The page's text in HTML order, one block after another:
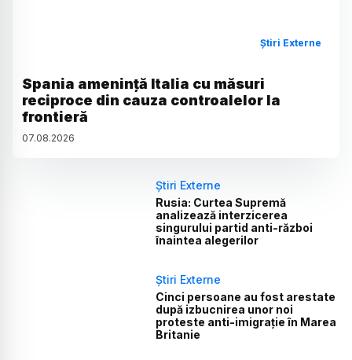
Știri Externe
Spania amenință Italia cu măsuri
reciproce din cauza controalelor la
frontieră
07.08.2026
Știri Externe
Rusia: Curtea Supremă
analizează interzicerea
singurului partid anti-război
înaintea alegerilor
Știri Externe
Cinci persoane au fost arestate
după izbucnirea unor noi
proteste anti-imigrație în Marea
Britanie